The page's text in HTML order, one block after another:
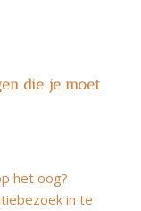
die je moet
het oog?
in te